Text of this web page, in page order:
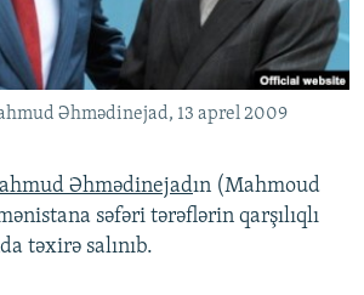
STANDARTLARIMIZ
ISTIFADƏ
TELEFONUNUZDA
saytlarıƏhmədinejad, 13 aprel 2009
Əhmədinejadın (Mahmoud
səfəri tərəflərin qarşılıqlı
təxirə salınıb.